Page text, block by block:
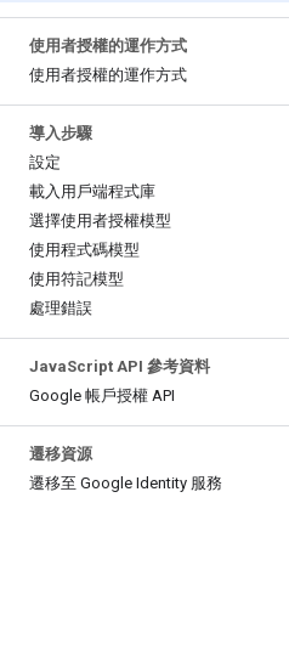
使用者授權的運作方式
使用者授權的運作方式
導入步驟
設定
載入用戶端程式庫
選擇使用者授權模型
使用程式碼模型
使用符記模型
處理錯誤
JavaScript API 參考資料
Google 帳戶授權 API
遷移資源
遷移至 Google Identity 服務